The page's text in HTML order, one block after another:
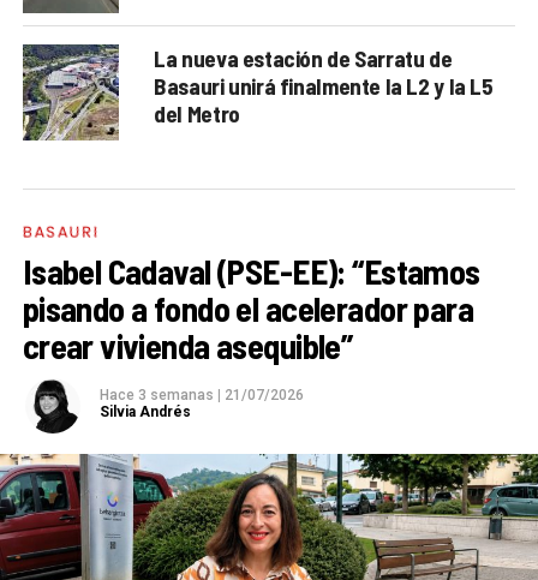
La nueva estación de Sarratu de
Basauri unirá finalmente la L2 y la L5
del Metro
BASAURI
Isabel Cadaval (PSE-EE): “Estamos
pisando a fondo el acelerador para
crear vivienda asequible”
Hace 3 semanas
21/07/2026
Silvia Andrés